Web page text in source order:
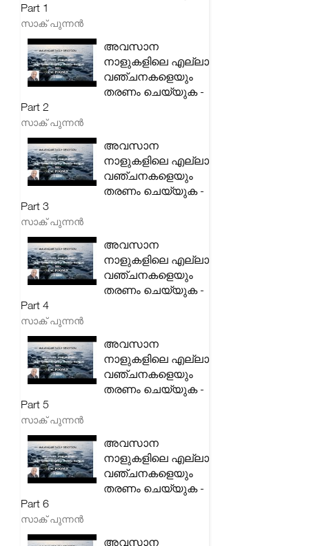
Part 1
സാക് പുന്നൻ
അവസാന
നാളുകളിലെ എല്ലാ
വഞ്ചനകളെയും
തരണം ചെയ്യുക -
Part 2
സാക് പുന്നൻ
അവസാന
നാളുകളിലെ എല്ലാ
വഞ്ചനകളെയും
തരണം ചെയ്യുക -
Part 3
സാക് പുന്നൻ
അവസാന
നാളുകളിലെ എല്ലാ
വഞ്ചനകളെയും
തരണം ചെയ്യുക -
Part 4
സാക് പുന്നൻ
അവസാന
നാളുകളിലെ എല്ലാ
വഞ്ചനകളെയും
തരണം ചെയ്യുക -
Part 5
സാക് പുന്നൻ
അവസാന
നാളുകളിലെ എല്ലാ
വഞ്ചനകളെയും
തരണം ചെയ്യുക -
Part 6
സാക് പുന്നൻ
അവസാന